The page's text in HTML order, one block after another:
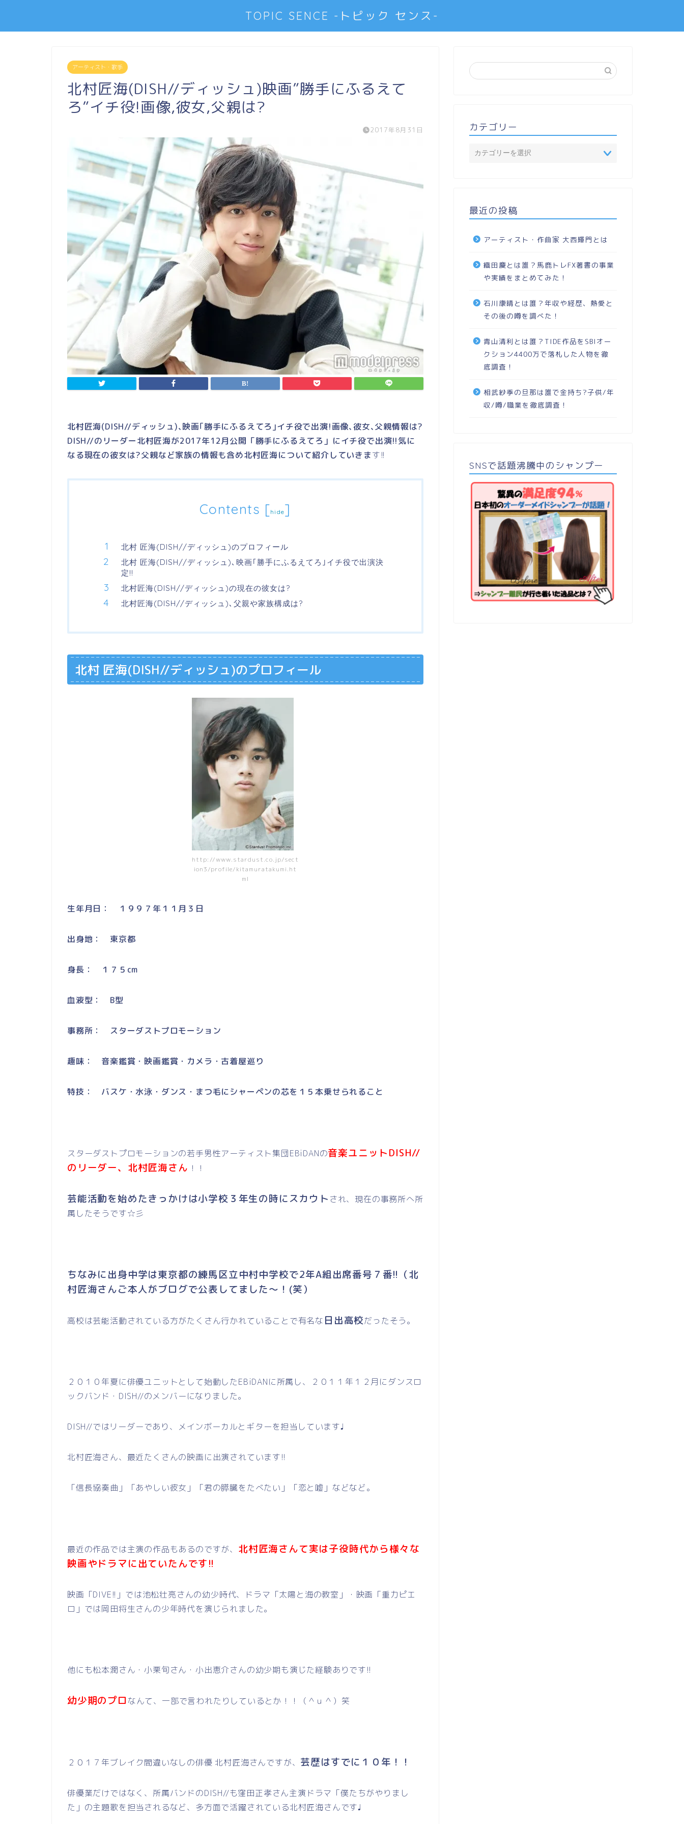
TOPIC SENCE -トピック センス-
アーティスト・歌手
北村匠海(DISH//ディッシュ)映画”勝手にふるえて
ろ”イチ役!画像,彼女,父親は?
2017年8月31日
北村匠海(DISH//ディッシュ)､映画｢勝手にふるえてろ｣イチ役で出演!画像､彼女､父親情報は?
DISH//のリーダー北村匠海が2017年12月公開「勝手にふるえてろ」にイチ役で出演!!気に
なる現在の彼女は?父親など家族の情報も含め北村匠海について紹介していきます!!
Contents [hide]
北村 匠海(DISH//ディッシュ)のプロフィール
北村 匠海(DISH//ディッシュ)､映画｢勝手にふるえてろ｣イチ役で出演決
定!!
北村匠海(DISH//ディッシュ)の現在の彼女は?
北村匠海(DISH//ディッシュ)､父親や家族構成は?
北村 匠海(DISH//ディッシュ)のプロフィール
http://www.stardust.co.jp/sect
ion3/profile/kitamuratakumi.ht
ml
生年月日： １９９７年１１月３日
出身地： 東京都
身長： １７５cm
血液型： B型
事務所： スターダストプロモーション
趣味： 音楽鑑賞・映画鑑賞・カメラ・古着屋巡り
特技： バスケ・水泳・ダンス・まつ毛にシャーペンの芯を１５本乗せられること
スターダストプロモーションの若手男性アーティスト集団EBiDANの音楽ユニットDISH//
のリーダー、北村匠海さん ！！
芸能活動を始めたきっかけは小学校３年生の時にスカウト され、現在の事務所へ所
属したそうです☆彡
ちなみに出身中学は東京都の練馬区立中村中学校で2年A組出席番号７番!!（北
村匠海さんご本人がブログで公表してました～！(笑）
高校は芸能活動されている方がたくさん行かれていることで有名な 日出高校だったそう。
２０１０年夏に俳優ユニットとして始動したEBiDANに所属し、２０１１年１２月にダンスロ
ックバンド・DISH//のメンバーになりました。
DISH//ではリーダーであり、メインボーカルとギターを担当しています♩
北村匠海さん、最近たくさんの映画に出演されています!!
「信長協奏曲」「あやしい彼女」「君の膵臓をたべたい」「恋と嘘」などなど。
最近の作品では主演の作品もあるのですが、 北村匠海さんて実は子役時代から様々な
映画やドラマに出ていたんです!!
映画「DIVE!!」では池松壮亮さんの幼少時代、ドラマ「太陽と海の教室」・映画「重力ピエ
ロ」では岡田将生さんの少年時代を演じられました。
他にも松本潤さん・小栗旬さん・小出恵介さんの幼少期も演じた経験ありです!!
幼少期のプロ なんて、一部で言われたりしているとか！！（＾ｕ＾）笑
２０１７年ブレイク間違いなしの俳優 北村匠海さんですが、 芸歴はすでに１０年！！
俳優業だけではなく、所属バンドのDISH//も窪田正孝さん主演ドラマ「僕たちがやりまし
た」の主題歌を担当されるなど、多方面で活躍されている北村匠海さんです♩
カテゴリー
最近の投稿
アーティスト・作曲家 大西輝門とは
織田慶とは誰？馬鹿トレFX著書の事業
や実績をまとめてみた！
石川康晴とは誰？年収や経歴、熱愛と
その後の噂を調べた！
青山清利とは誰？TIDE作品をSBIオー
クション4400万で落札した人物を徹
底調査！
相武紗季の旦那は誰で金持ち?子供/年
収/噂/職業を徹底調査！
SNSで話題沸騰中のシャンプー